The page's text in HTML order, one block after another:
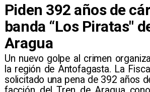
Piden 392 años de
banda “Los Piratas"
Aragua
​Un nuevo golpe al crimen
la región de Antofagasta. La
solicitado una pena de 392 años